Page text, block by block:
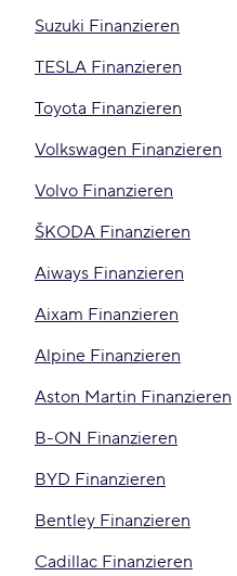
Suzuki Finanzieren
TESLA Finanzieren
Toyota Finanzieren
Volkswagen Finanzieren
Volvo Finanzieren
ŠKODA Finanzieren
Aiways Finanzieren
Aixam Finanzieren
Alpine Finanzieren
Aston Martin Finanzieren
B-ON Finanzieren
BYD Finanzieren
Bentley Finanzieren
Cadillac Finanzieren